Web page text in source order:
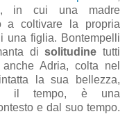
in cui una madre
a coltivare la propria
una figlia. Bontempelli
disolitudine tutti
Adria, colta nel
la sua bellezza,
il tempo, è una
e dal suo tempo.